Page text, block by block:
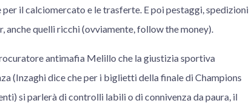
il calciomercato e le trasferte. E poi pestaggi, spedizioni
quelli ricchi (ovviamente, follow the money).
antimafia Melillo che la giustizia sportiva
(Inzaghi dice che per i biglietti della finale di Champions
si parlerà di controlli labili o di connivenza da paura, il